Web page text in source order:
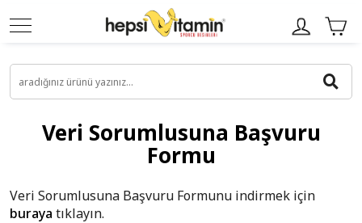
Veri Sorumlusuna Başvuru
Formu
Veri Sorumlusuna Başvuru Formunu indirmek için
buraya tıklayın.